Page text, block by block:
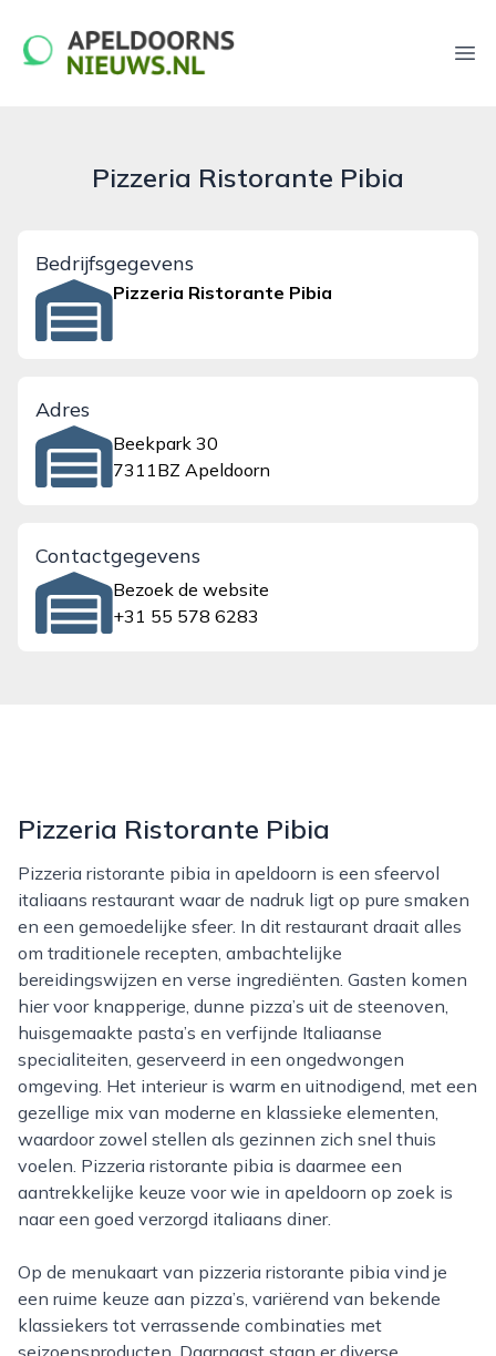
apeldoornsnieuws.nl
Pizzeria Ristorante Pibia
Bedrijfsgegevens
Pizzeria Ristorante Pibia
Adres
Beekpark 30
7311BZ Apeldoorn
Contactgegevens
Bezoek de website
+31 55 578 6283
Pizzeria Ristorante Pibia
Pizzeria ristorante pibia in apeldoorn is een sfeervol
italiaans restaurant waar de nadruk ligt op pure smaken
en een gemoedelijke sfeer. In dit restaurant draait alles
om traditionele recepten, ambachtelijke
bereidingswijzen en verse ingrediënten. Gasten komen
hier voor knapperige, dunne pizza’s uit de steenoven,
huisgemaakte pasta’s en verfijnde Italiaanse
specialiteiten, geserveerd in een ongedwongen
omgeving. Het interieur is warm en uitnodigend, met een
gezellige mix van moderne en klassieke elementen,
waardoor zowel stellen als gezinnen zich snel thuis
voelen. Pizzeria ristorante pibia is daarmee een
aantrekkelijke keuze voor wie in apeldoorn op zoek is
naar een goed verzorgd italiaans diner.
Op de menukaart van pizzeria ristorante pibia vind je
een ruime keuze aan pizza’s, variërend van bekende
klassiekers tot verrassende combinaties met
seizoensproducten. Daarnaast staan er diverse